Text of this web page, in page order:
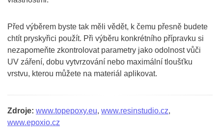
Před výběrem byste tak měli vědět, k čemu přesně budete
chtít pryskyřici použít. Při výběru konkrétního přípravku si
nezapomeňte zkontrolovat parametry jako odolnost vůči
UV záření, dobu vytvrzování nebo maximální tloušťku
vrstvu, kterou můžete na materiál aplikovat.
Zdroje: www.topepoxy.eu, www.resinstudio.cz,
www.epoxio.cz